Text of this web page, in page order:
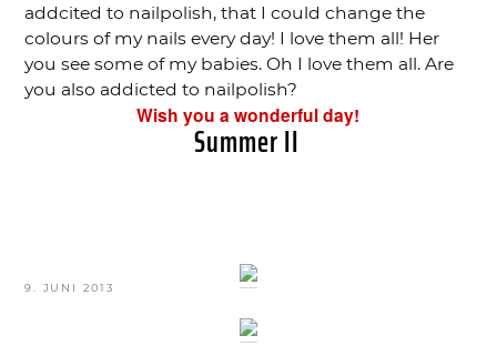
addcited to nailpolish, that I could change the
colours of my nails every day! I love them all! Her
you see some of my babies. Oh I love them all. Are
you also addicted to nailpolish?
Wish you a wonderful day!
VERÖFFENTLICHT
9. JUNI 2013
Summer II